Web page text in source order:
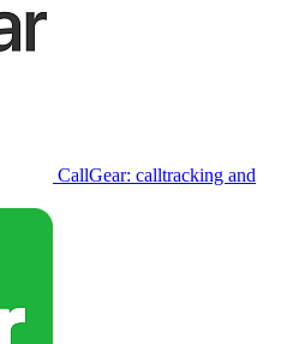
CallGear: calltracking and